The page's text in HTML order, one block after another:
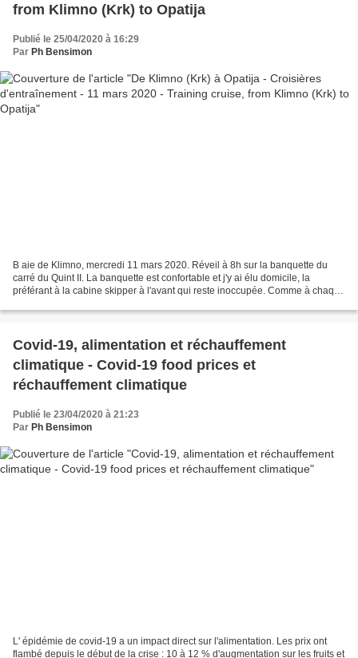
from Klimno (Krk) to Opatija
Publié le 25/04/2020 à 16:29
Par Ph Bensimon
B aie de Klimno, mercredi 11 mars 2020. Réveil à 8h sur la banquette du
carré du Quint II. La banquette est confortable et j'y ai élu domicile, la
préférant à la cabine skipper à l'avant qui reste inoccupée. Comme à chaque
Covid-19, alimentation et réchauffement
climatique - Covid-19 food prices et
réchauffement climatique
Publié le 23/04/2020 à 21:23
Par Ph Bensimon
L' épidémie de covid-19 a un impact direct sur l'alimentation. Les prix ont
flambé depuis le début de la crise : 10 à 12 % d'augmentation sur les fruits et